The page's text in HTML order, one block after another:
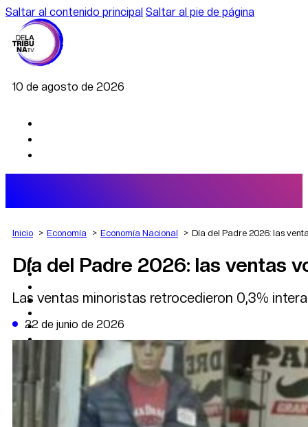
Saltar al contenido principal Saltar al pie de página
10 de agosto de 2026
AGRO
DEPORTES
POLÍTICA
DATA FIRME
DE LA TRIBUNA TV
Inicio Economía Economía Nacional Día del Padre 2026: las
Día del Padre 2026: las ventas
Las ventas minoristas retrocedieron 0,3%
22 de junio de 2026